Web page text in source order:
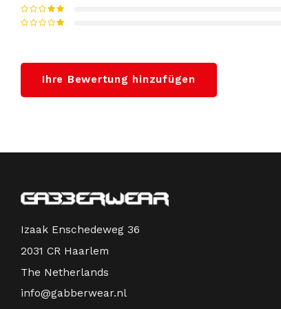
Ihre Bewertung hinzufügen
Izaak Enschedeweg 36
2031 CR Haarlem
The Netherlands
info@gabberwear.nl